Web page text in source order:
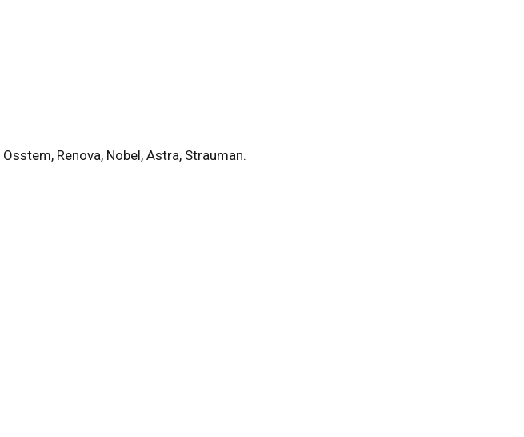
Renova, Nobel, Astra, Strauman.